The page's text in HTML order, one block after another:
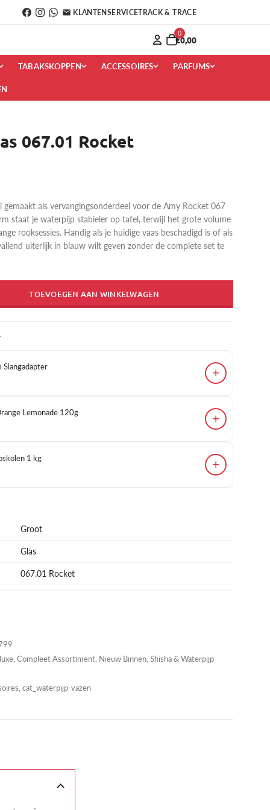
KLANTENSERVICETRACK & TRACE
0
€0,00
TABAKSKOPPEN ACCESSOIRES PARFUMS
067.01 Rocket
gemaakt als vervangingsonderdeel voor de Amy Rocket 067
staat je waterpijp stabieler op tafel, terwijl het grote volume
rooksessies. Handig als je huidige vaas beschadigd is of als
uiterlijk in blauw wilt geven zonder de complete set te
TOEVOEGEN AAN WINKELWAGEN
+
Lemonade 120g
+
1 kg
+
Groot
Glas
067.01 Rocket
, Compleet Assortiment, Nieuw Binnen, Shisha & Waterpijp
cat_waterpijp-vazen